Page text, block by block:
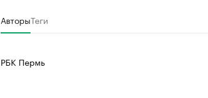
АвторыТеги
РБК Пермь